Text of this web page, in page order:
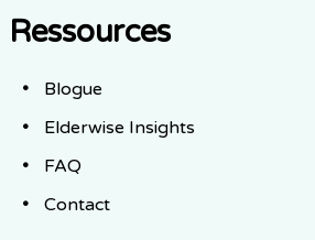
Ressources
Blogue
Elderwise Insights
FAQ
Contact